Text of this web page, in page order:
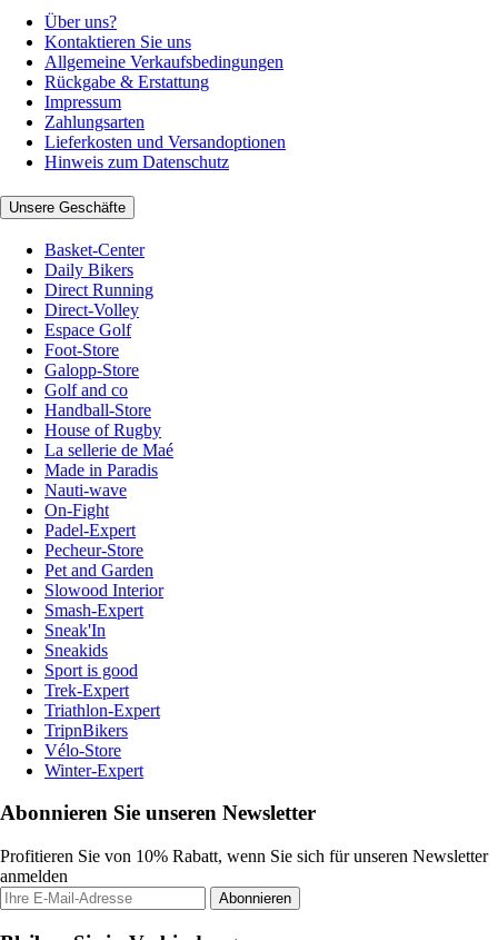
Über uns?
Kontaktieren Sie uns
Allgemeine Verkaufsbedingungen
Rückgabe & Erstattung
Impressum
Zahlungsarten
Lieferkosten und Versandoptionen
Hinweis zum Datenschutz
Unsere Geschäfte
Basket-Center
Daily Bikers
Direct Running
Direct-Volley
Espace Golf
Foot-Store
Galopp-Store
Golf and co
Handball-Store
House of Rugby
La sellerie de Maé
Made in Paradis
Nauti-wave
On-Fight
Padel-Expert
Pecheur-Store
Pet and Garden
Slowood Interior
Smash-Expert
Sneak'In
Sneakids
Sport is good
Trek-Expert
Triathlon-Expert
TripnBikers
Vélo-Store
Winter-Expert
Abonnieren Sie unseren Newsletter
Profitieren Sie von 10% Rabatt, wenn Sie sich für unseren Newsletter
anmelden
Abonnieren